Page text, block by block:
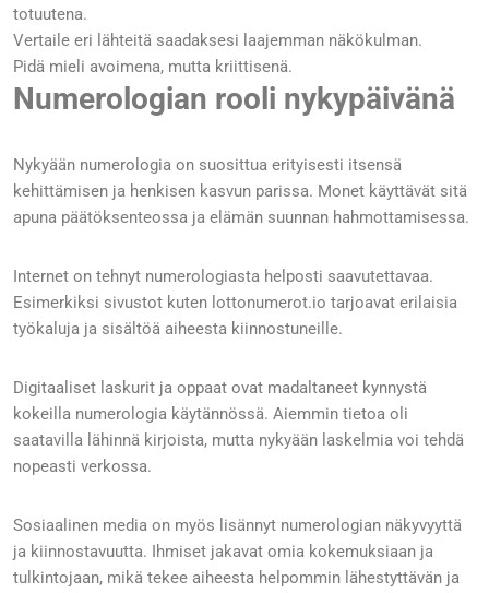
totuutena.
Vertaile eri lähteitä saadaksesi laajemman näkökulman.
Pidä mieli avoimena, mutta kriittisenä.
Numerologian rooli nykypäivänä
Nykyään numerologia on suosittua erityisesti itsensä
kehittämisen ja henkisen kasvun parissa. Monet käyttävät sitä
apuna päätöksenteossa ja elämän suunnan hahmottamisessa.
Internet on tehnyt numerologiasta helposti saavutettavaa.
Esimerkiksi sivustot kuten lottonumerot.io tarjoavat erilaisia
työkaluja ja sisältöä aiheesta kiinnostuneille.
Digitaaliset laskurit ja oppaat ovat madaltaneet kynnystä
kokeilla numerologia käytännössä. Aiemmin tietoa oli
saatavilla lähinnä kirjoista, mutta nykyään laskelmia voi tehdä
nopeasti verkossa.
Sosiaalinen media on myös lisännyt numerologian näkyvyyttä
ja kiinnostavuutta. Ihmiset jakavat omia kokemuksiaan ja
tulkintojaan, mikä tekee aiheesta helpommin lähestyttävän ja